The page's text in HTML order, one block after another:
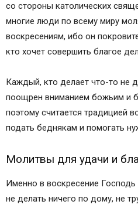
со стороны католических
многие люди по всему миру
воскресениям, ибо он
кто хочет совершить благое
Каждый, кто делает что-то не
поощрен вниманием божьим и
поэтому считается традицией
подать беднякам и помогать
Молитвы для удачи и
Именно в воскресение
не делать ничего по дому, не